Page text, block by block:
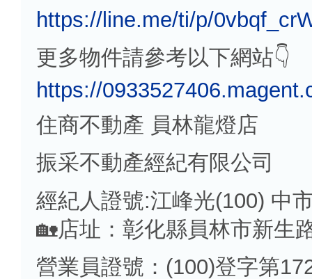
https://line.me/ti/p/
更多物件請參考以下網站👇
https://
住商不動產 員林龍燈店
振采不動產經紀有限公司
經紀人證號:江峰光(100) 中
🏡店址：彰化縣員林市新生
營業員證號：(100)登字第